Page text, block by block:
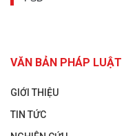
VĂN BẢN PHÁP LUẬT
GIỚI THIỆU
TIN TỨC